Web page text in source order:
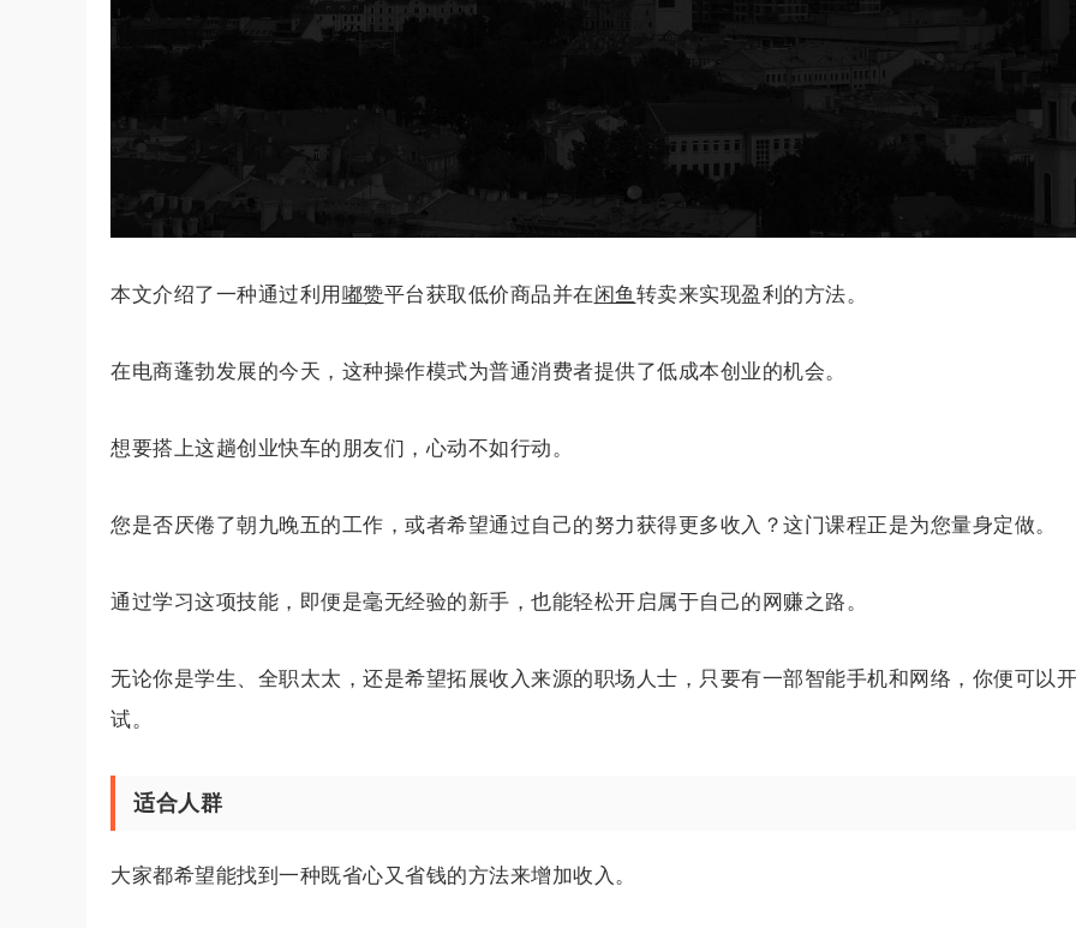
本文介绍了一种通过利用嘟赞平台获取低价商品并在闲鱼 转卖来实现盈利的方法。
在电商蓬勃发展的今天，这种操作模式为普通消费者提供了低成本创业的机会。
想要搭上这趟创业快车的朋友们，心动不如行动。
您是否厌倦了朝九晚五的工作，或者希望通过自己的努力获得更多收入？这门课程正是为您量身定做。
通过学习这项技能，即便是毫无经验的新手，也能轻松开启属于自己的网赚之路。
无论你是学生、全职太太，还是希望拓展收入来源的职场人士，只要有一部智能手机和网络，你便可以
试。
适合人群
大家都希望能找到一种既省心又省钱的方法来增加收入。